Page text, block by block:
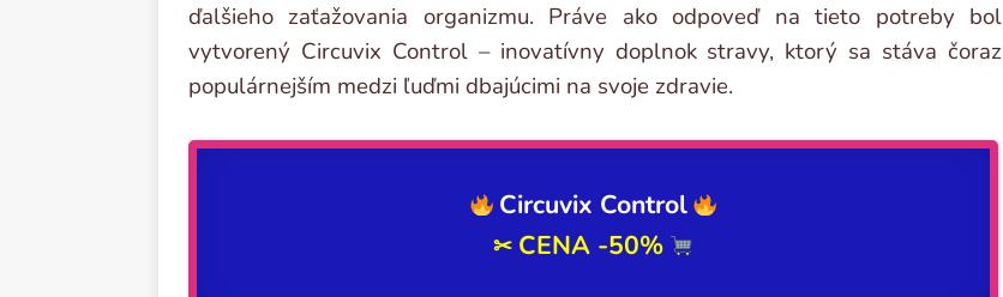
ďalšieho zaťažovania organizmu. Práve ako odpoveď na tieto potreby bol
vytvorený Circuvix Control – inovatívny doplnok stravy, ktorý sa stáva čoraz
populárnejším medzi ľuďmi dbajúcimi na svoje zdravie.
Circuvix Control
✂ CENA -50%